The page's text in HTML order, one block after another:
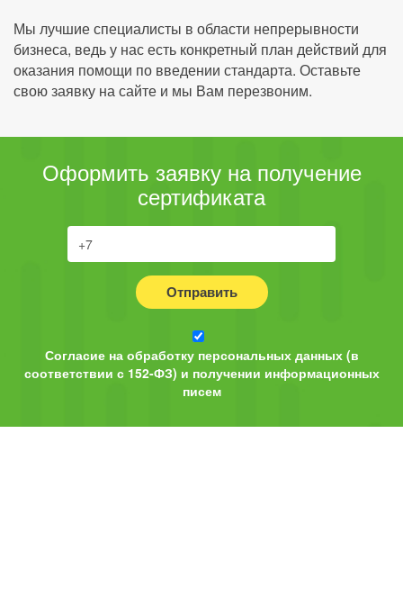
Мы лучшие специалисты в области непрерывности
бизнеса, ведь у нас есть конкретный план действий для
оказания помощи по введении стандарта. Оставьте
свою заявку на сайте и мы Вам перезвоним.
Оформить заявку на получение
сертификата
Отправить
Согласие на обработку персональных данных (в
соответствии с 152-ФЗ) и получении информационных
писем